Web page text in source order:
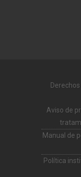
Aviso de
Manual de
Política